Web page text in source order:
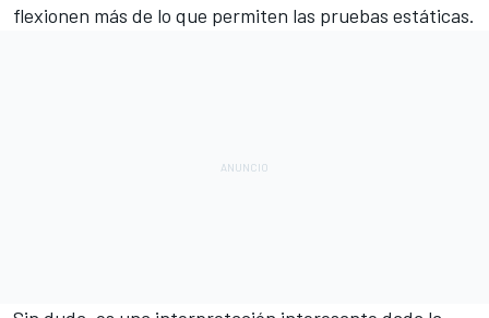
flexionen más de lo que permiten las pruebas estáticas.